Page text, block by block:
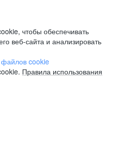
чтобы обеспечивать
веб-сайта и анализировать
файлов cookie
Правила использования